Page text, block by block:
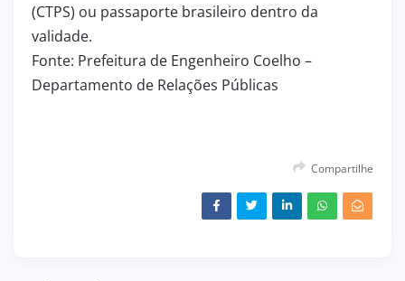
(CTPS) ou passaporte brasileiro dentro da
validade.
Fonte: Prefeitura de Engenheiro Coelho –
Departamento de Relações Públicas
Compartilhe